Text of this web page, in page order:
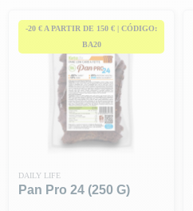
-20 € A PARTIR DE 150 € | CÓDIGO:
BA20
DAILY LIFE
Pan Pro 24 (250 G)